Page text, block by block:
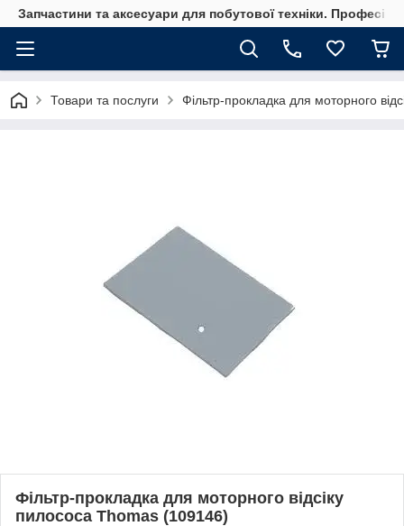
Запчастини та аксесуари для побутової техніки.
Товари та послуги Фільтр-прокладка для моторного
Фільтр-прокладка для моторного відсіку
пилососа Thomas (109146)